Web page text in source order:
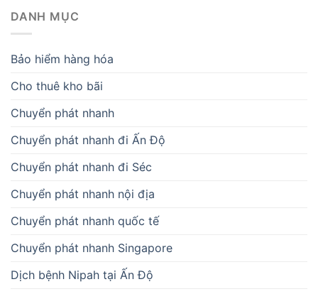
DANH MỤC
Bảo hiểm hàng hóa
Cho thuê kho bãi
Chuyển phát nhanh
Chuyển phát nhanh đi Ấn Độ
Chuyển phát nhanh đi Séc
Chuyển phát nhanh nội địa
Chuyển phát nhanh quốc tế
Chuyển phát nhanh Singapore
Dịch bệnh Nipah tại Ấn Độ